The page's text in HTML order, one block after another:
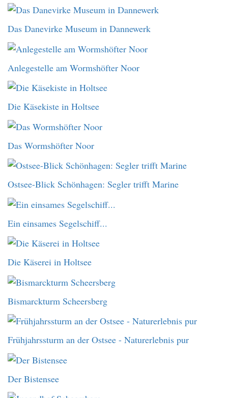
Das Danevirke Museum in Dannewerk
Anlegestelle am Wormshöfter Noor
Die Käsekiste in Holtsee
Das Wormshöfter Noor
Ostsee-Blick Schönhagen: Segler trifft Marine
Ein einsames Segelschiff...
Die Käserei in Holtsee
Bismarckturm Scheersberg
Frühjahrssturm an der Ostsee - Naturerlebnis pur
Der Bistensee